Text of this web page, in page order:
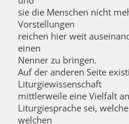
sie die Menschen nicht
Vorstellungen
reichen hier weit
einen
Nenner zu bringen.
Auf der anderen Seite
Liturgiewissenschaft
mittlerweile eine Vielfalt
Liturgiesprache sei,
welchen